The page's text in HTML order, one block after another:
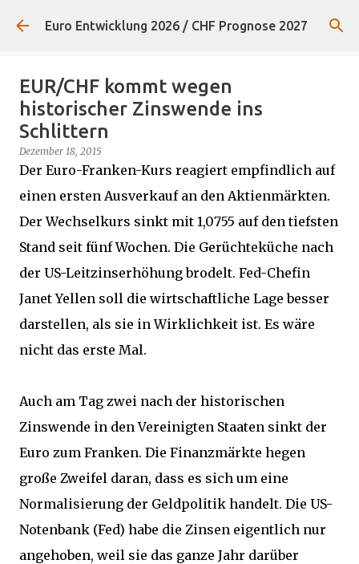
Direkt zum Hauptbereich
Euro Entwicklung 2026 / CHF Prognose 2027
EUR/CHF kommt wegen
historischer Zinswende ins
Schlittern
Dezember 18, 2015
Der Euro-Franken-Kurs reagiert empfindlich auf
einen ersten Ausverkauf an den Aktienmärkten.
Der Wechselkurs sinkt mit 1,0755 auf den tiefsten
Stand seit fünf Wochen. Die Gerüchteküche nach
der US-Leitzinserhöhung brodelt. Fed-Chefin
Janet Yellen soll die wirtschaftliche Lage besser
darstellen, als sie in Wirklichkeit ist. Es wäre
nicht das erste Mal.
Auch am Tag zwei nach der historischen
Zinswende in den Vereinigten Staaten sinkt der
Euro zum Franken. Die Finanzmärkte hegen
große Zweifel daran, dass es sich um eine
Normalisierung der Geldpolitik handelt. Die US-
Notenbank (Fed) habe die Zinsen eigentlich nur
angehoben, weil sie das ganze Jahr darüber